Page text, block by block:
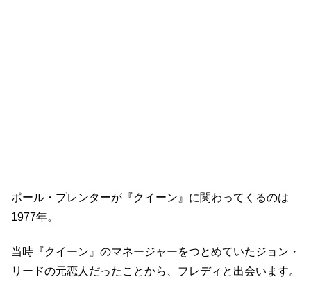
ポール・プレンターが『クイーン』に関わってくるのは
1977年。
当時『クイーン』のマネージャーをつとめていたジョン・
リードの元恋人だったことから、フレディと出会います。